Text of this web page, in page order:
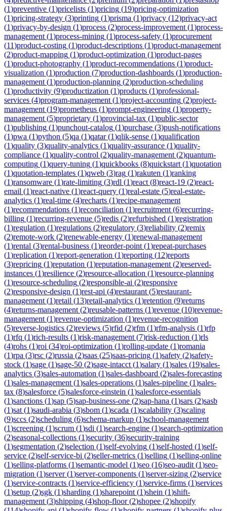
(1)preventive (1)pricelists (1)pricing (19)pricing-optimization
(1)pricing-strategy (3)printing (1)prisma (1)privacy (12)privacy-act
(1)privacy-by-design (1)process (2)process-improvement (1)process-
management (1)process-mining (1)process-safety (1)procurement
(11)product-costing (1)product-descriptions (1)product-management
(2)product-mapping (1)product-optimization (1)product-pages
(1)product-photography (1)product-recommendations (1)product-
visualization (1)production (7)production-dashboards (1)production-
management (1)production-planning (2)production-scheduling
(1)productivity (9)productization (1)products (1)professional-
services (4)program-management (1)project-accounting (2)project-
management (19)prometheus (1)prompt-engineering (1)property-
management (5)proprietary (1)provincial-tax (1)public-sector
(1)publishing (1)punchout-catalog (1)purchase (3)push-notifications
(1)pwa (1)python (5)qa (1)qatar(1)qlik-sense (1)qualification
(1)quality (3)quality-analytics (1)quality-assurance (1)quality-
compliance (1)quality-control (2)quality-management (2)quantum-
computing (1)query-tuning (1)quickbooks (8)quickstart (1)quotation
(1)quotation-templates (1)qweb (3)rag (1)rakuten (1)ranking
(1)ransomware (1)rate-limiting (3)rdl (1)react (8)react-19 (2)react-
email (1)react-native (1)react-query (1)real-estate (5)real-estate-
analytics (1)real-time (4)recharts (1)recipe-management
(1)recommendations (1)reconciliation (1)recruitment (6)recurring-
billing (1)recurring-revenue (5)redis (2)refurbished (1)registration
(1)regulation (1)regulations (2)regulatory (3)reliability (2)remix
(2)remote-work (2)renewable-energy (1)renewal-management
(1)rental (3)rental-business (1)reorder-point (1)repeat-purchases
(1)replication (1)report-generation (1)reporting (12)reports
(3)repricing (1)reputation (1)reputation-management (2)reserved-
instances (1)resilience (2)resource-allocation (1)resource-planning
(1)resource-scheduling (2)responsible-ai (2)responsive
(2)responsive-design (1)rest-api (4)restaurant (5)restaurant-
management (1)retail (13)retail-analytics (1)retention (9)returns
(4)returns-management (2)reusable-patterns (1)revenue (10)revenue-
management (1)revenue-optimization (1)revenue-recognition
(5)reverse-logistics (2)reviews (5)rfid (2)rfm (1)rfm-analysis (1)rfp
(1)rfq (1)rich-results (1)risk-management (7)risk-reduction (1)rls
(4)rohs (1)roi (34)roi-optimization (1)rolling-update (1)romania
(1)rpa (3)rsc (2)russia (2)saas (25)saas-pricing (1)safety (2)safety-
stock (1)sage (1)sage-50 (2)sage-intacct (1)salary (1)sales (19)sales-
analytics (3)sales-automation (1)sales-dashboard (2)sales-forecasting
(1)sales-management (1)sales-operations (1)sales-pipeline (1)sales-
tax (8)salesforce (5)salesforce-einstein (1)salesforce-essentials
(1)sanctions (1)sap (5)sap-business-one (2)sap-hana (1)sars (2)sasb
(1)sat (1)saudi-arabia (3)sbom (1)scada (1)scalability (3)scaling
(9)sccs (2)scheduling (6)schema-markup (1)school-management
(1)screening (1)scrum (1)sdi (1)search-engine (1)search-optimization
(2)seasonal-collections (1)security (36)security-training
(1)segmentation (2)selection (1)self-evolving (1)self-hosted (1)self-
service (2)self-service-bi (2)seller-metrics (1)selling (1)selling-online
(1)selling-platforms (1)semantic-model (1)seo (16)seo-audit (1)seo-
migration (1)server(1)server-components (1)server-sizing (2)service
(1)service-contracts (1)service-efficiency (1)service-firms (1)services
(1)setup (2)sgk (1)sharding (1)sharepoint (1)shein (1)shift-
management (3)shipping (4)shop-floor(2)shopee (2)shopify